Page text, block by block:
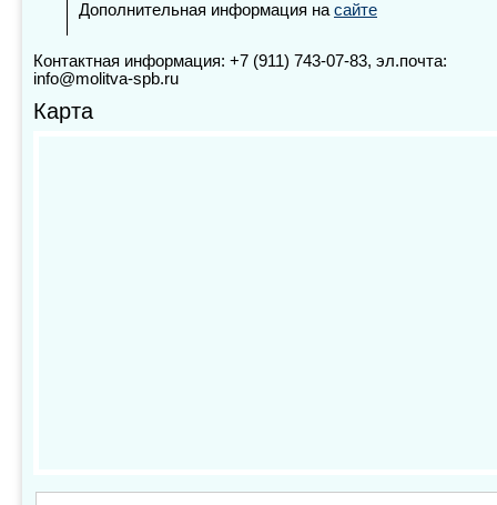
Дополнительная информация на сайте
Контактная информация: +7 (911) 743-07-83, эл.почта:
info@molitva-spb.ru
Карта